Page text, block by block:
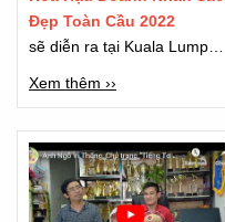
Đẹp Toàn Cầu 2022
sẽ diễn ra tại Kuala Lumpur
Xem thêm ››